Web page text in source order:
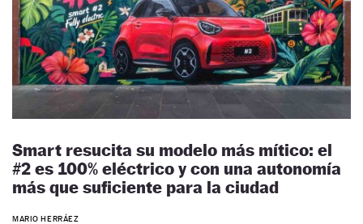
Smart resucita su modelo más mítico: el
#2 es 100% eléctrico y con una autonomía
más que suficiente para la ciudad
MARIO HERRÁEZ